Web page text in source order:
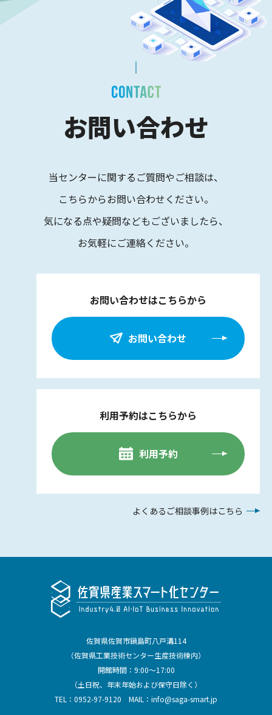
お問い合わせ
当センターに関するご質問やご相談は、
こちらからお問い合わせください。
気になる点や疑問などもございましたら、
お気軽にご連絡ください。
お問い合わせはこちらから
お問い合わせ
利用予約はこちらから
利用予約
よくあるご相談事例はこちら
佐賀県佐賀市鍋島町八戸溝114
（佐賀県工業技術センター生産技術棟内）
開館時間：9:00～17:00
（土日祝、年末年始および保守日除く）
TEL： 0952-97-9120 MAIL： info@saga-smart.jp